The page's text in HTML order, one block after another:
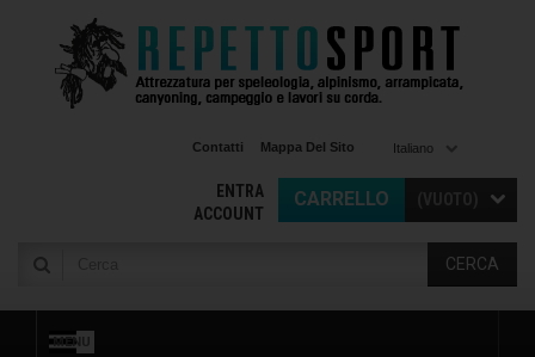
Italiano
Contatti Mappa Del Sito
CARRELLO
ENTRA
ACCOUNT
CERCA
MENU